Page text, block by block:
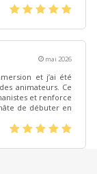
(*)(*)(*)(*)(*)
mai 2026
et j’ai été
animateurs. Ce
et renforce
de débuter en
(*)(*)(*)(*)(*)